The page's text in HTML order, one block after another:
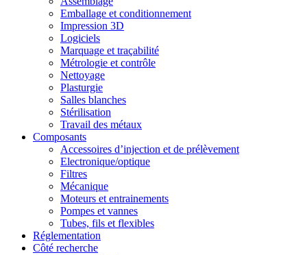
Emballage et conditionnement
Impression 3D
Logiciels
Marquage et traçabilité
Métrologie et contrôle
Nettoyage
Plasturgie
Salles blanches
Stérilisation
Travail des métaux
Composants
Accessoires d’injection et de prélèvement
Electronique/optique
Filtres
Mécanique
Moteurs et entrainements
Pompes et vannes
Tubes, fils et flexibles
Réglementation
Côté recherche